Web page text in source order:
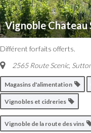
Vignoble Chateau
Différent forfaits offerts.
2565 Route Scenic,
Magasins d'alimentation
Vignobles et cidreries
Vignoble de la route des vins